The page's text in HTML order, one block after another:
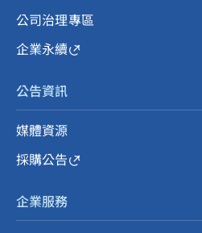
公司治理專區
企業永續
公告資訊
媒體資源
採購公告
企業服務